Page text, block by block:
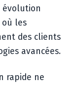
évolution
où les
des clients
avancées.
rapide ne